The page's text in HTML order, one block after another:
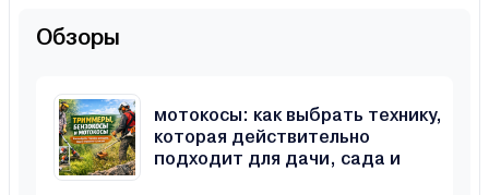
Обзоры
мотокосы: как выбрать технику,
которая действительно
подходит для дачи, сада и